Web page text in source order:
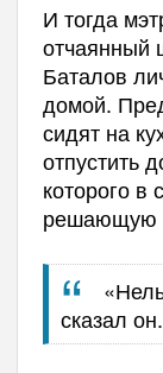
И тогда
отчаянный
Баталов
домой.
сидят на
отпустить
которого в
решающую
сказал он.